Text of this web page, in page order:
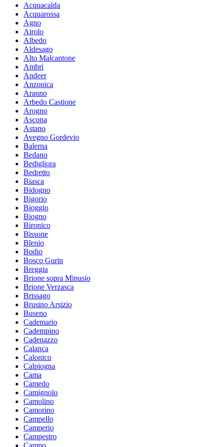
Acquacalda
Acquarossa
Agno
Airolo
Albedo
Aldesago
Alto Malcantone
Ambri
Andeer
Anzonica
Aranno
Arbedo Castione
Arogno
Ascona
Astano
Avegno Gordevio
Balerna
Bedano
Bedigliora
Bedretto
Biasca
Bidogno
Bigorio
Bioggio
Biogno
Bironico
Bissone
Blenio
Bodio
Bosco Gurin
Breggia
Brione sopra Minusio
Brione Verzasca
Brissago
Brusino Arsizio
Buseno
Cademario
Cadempino
Cadenazzo
Calanca
Calonico
Calpiogna
Cama
Camedo
Camignolo
Camolino
Camorino
Campello
Camperio
Campestro
Campo